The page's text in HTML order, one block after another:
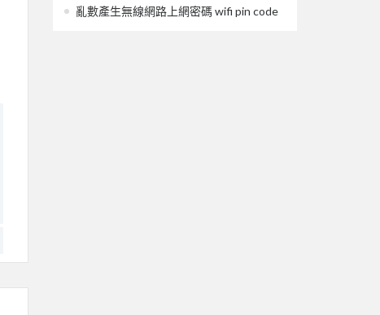
亂數產生無線網路上網密碼 wifi pin code